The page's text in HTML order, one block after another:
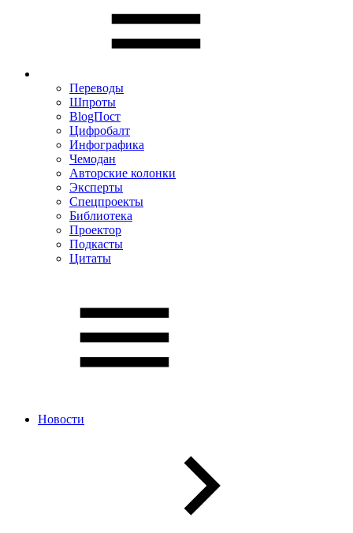
Переводы
Шпроты
BlogПост
Цифробалт
Инфографика
Чемодан
Авторские колонки
Эксперты
Спецпроекты
Библиотека
Проектор
Подкасты
Цитаты
Новости